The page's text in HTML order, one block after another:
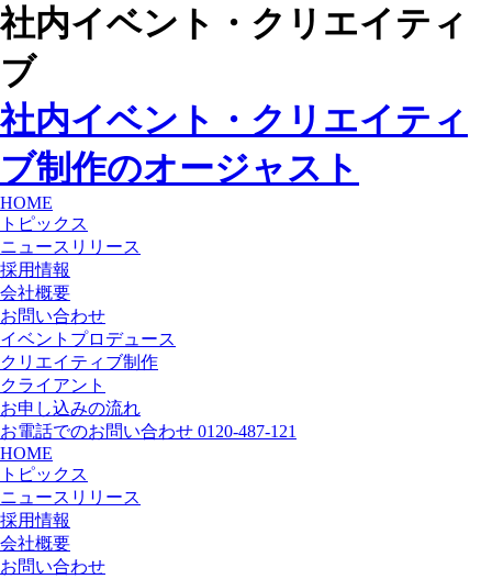
社内イベント・クリエイティ
ブ
社内イベント・クリエイティ
ブ制作のオージャスト
HOME
トピックス
ニュースリリース
採用情報
会社概要
お問い合わせ
イベントプロデュース
クリエイティブ制作
クライアント
お申し込みの流れ
お電話でのお問い合わせ 0120-487-121
HOME
トピックス
ニュースリリース
採用情報
会社概要
お問い合わせ